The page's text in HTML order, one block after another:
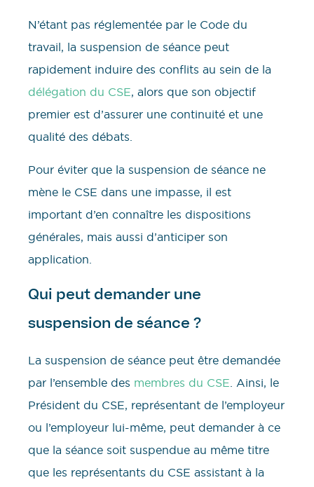
N’étant pas réglementée par le Code du
travail, la suspension de séance peut
rapidement induire des conflits au sein de la
délégation du CSE, alors que son objectif
premier est d’assurer une continuité et une
qualité des débats.
Pour éviter que la suspension de séance ne
mène le CSE dans une impasse, il est
important d’en connaître les dispositions
générales, mais aussi d’anticiper son
application.
Qui peut demander une
suspension de séance ?
La suspension de séance peut être demandée
par l’ensemble des membres du CSE. Ainsi, le
Président du CSE, représentant de l’employeur
ou l’employeur lui-même, peut demander à ce
que la séance soit suspendue au même titre
que les représentants du CSE assistant à la